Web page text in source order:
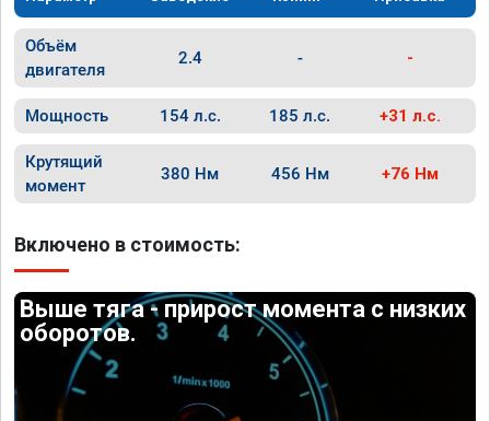
Объём
двигателя
2.4 - -
Мощность 154 л.с. 185 л.с. +31 л.с.
Крутящий
момент
380 Нм 456 Нм +76 Нм
Включено в стоимость:
Выше тяга - прирост момента с низких
оборотов.